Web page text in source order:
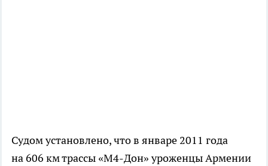
Судом установлено, что в январе 2011 года
на 606 км трассы «М4-Дон»уроженцы Армении